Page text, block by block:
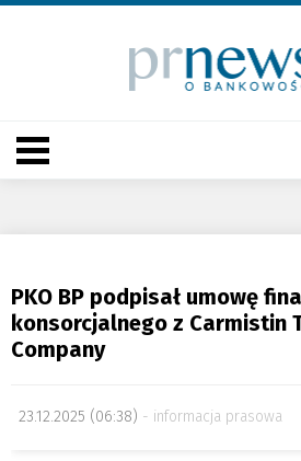
PKO BP podpisał umowę
konsorcjalnego z Carmistin
Company
23.12.2025 (06:38) informacja prasowa